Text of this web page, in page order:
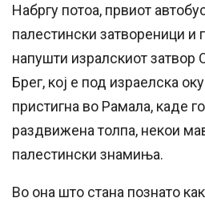
Набргу потоа, првиот
палестински затвореници и
напушти изралскиот
Брег, кој е под израелска
пристигна во Рамала, каде
раздвижена толпа, некои
палестински знамиња.
Во она што стана познато